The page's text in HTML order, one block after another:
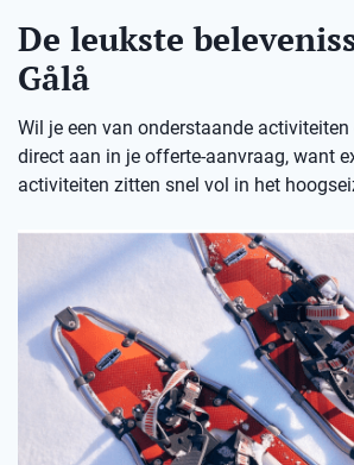
De leukste
Gålå
Wil je een van onderstaande
direct aan in je offerte-aanvraag, want
activiteiten zitten snel vol in het